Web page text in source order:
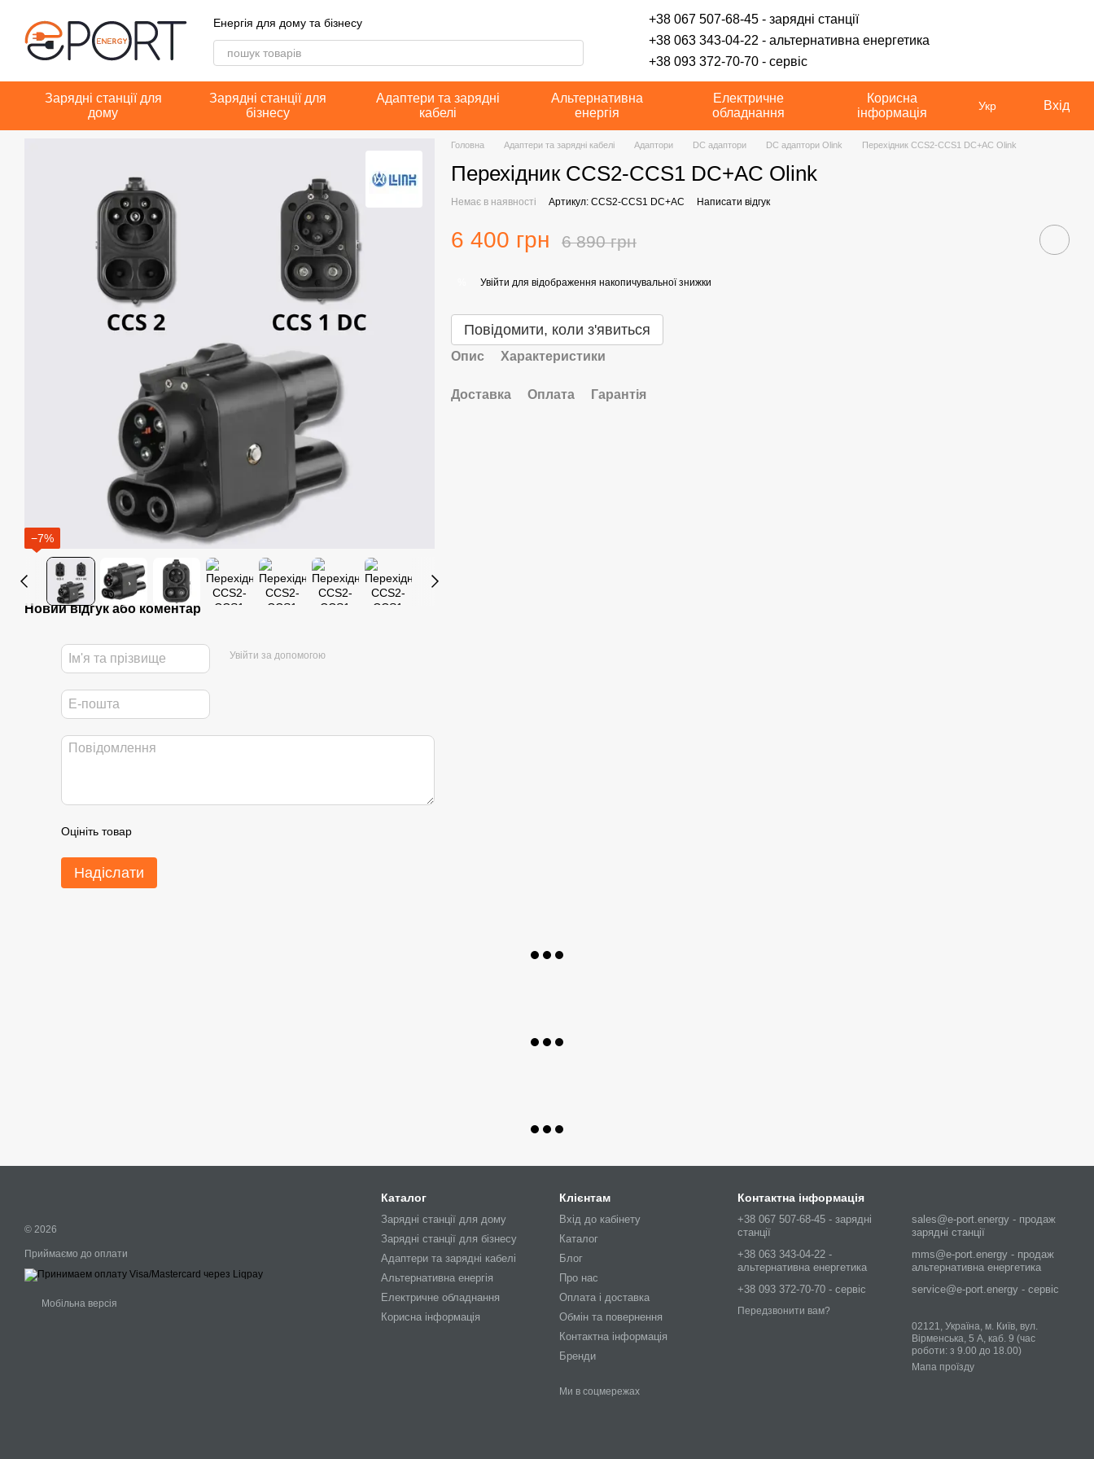
Енергія для дому та бізнесу
+38 067 507-68-45 - зарядні станції
+38 063 343-04-22 - альтернативна енергетика
+38 093 372-70-70 - сервіс
Зарядні станції для
дому
Зарядні станції для
бізнесу
Адаптери та зарядні
кабелі
Альтернативна
енергія
Електричне
обладнання
Корисна
інформація
Укр Вхід
−7%
Новий відгук або коментар
Увійти за допомогою
Оцініть товар
Надіслати
Головна Адаптери та зарядні кабелі Адаптори DC адаптори DC адаптори Olink Перехідник CCS2-CCS1 DC+AC Olink
Перехідник CCS2-CCS1 DC+AC Olink
Немає в наявності Артикул: CCS2-CCS1 DC+AC Написати відгук
6 400 грн 6 890 грн
Увійти для відображення накопичувальної знижки
Повідомити, коли з'явиться
Опис Характеристики
Доставка Оплата Гарантія
© 2026
Приймаємо до оплати
Мобільна версія
Каталог
Зарядні станції для дому
Зарядні станції для бізнесу
Адаптери та зарядні кабелі
Альтернативна енергія
Електричне обладнання
Корисна інформація
Клієнтам
Вхід до кабінету
Каталог
Блог
Про нас
Оплата і доставка
Обмін та повернення
Контактна інформація
Бренди
Ми в соцмережах
Контактна інформація
+38 067 507-68-45 - зарядні
станції
+38 063 343-04-22 -
альтернативна енергетика
+38 093 372-70-70 - сервіс
Передзвонити вам?
sales@e-port.energy - продаж
зарядні станції
mms@e-port.energy - продаж
альтернативна енергетика
service@e-port.energy - сервіс
02121, Україна, м. Київ, вул.
Вірменська, 5 А, каб. 9 (час
роботи: з 9.00 до 18.00)
Мапа проїзду